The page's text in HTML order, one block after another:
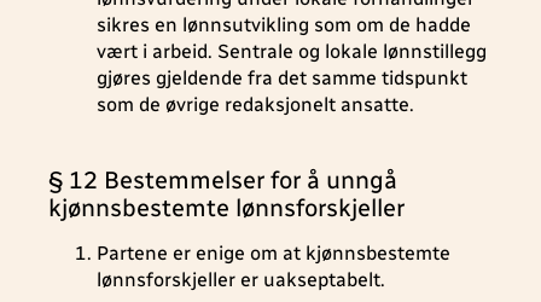
sikres en lønnsutvikling som om de hadde
vært i arbeid. Sentrale og lokale lønnstillegg
gjøres gjeldende fra det samme tidspunkt
som de øvrige redaksjonelt ansatte.
§ 12 Bestemmelser for å unngå
kjønnsbestemte lønnsforskjeller
Partene er enige om at kjønnsbestemte
lønnsforskjeller er uakseptabelt.